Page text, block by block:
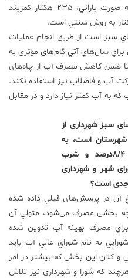
است. آبدهي 25 هكتار فضاي سبز به صورت باراني، 235 هكتار كمربند
سبز است از طریق انجام عمليات
براي سال‌هاي آتي گام‌های مؤثری به
ضمن كاهش مصرف آب از چاه‌های
از 3/1درصد آب شركت آب و فاضلاب نیز استفاده نکند.
به آب كمتر نياز دارد و در مقابل
سبز شهرداری از
است، به
عبارت دیگر مصرف فضای سبزی، 8/4درصد و شرب
شهر و شهرداری
جدی است؟
آن در پرسش‌های قبلي داده شده
5/87درصد در چه بخشی مصرف می‌شود، متولي آن
مصرف بهينه آب تدوين شده
به نام شوراي عالي آب بايد
كلان اين بخش كه بيشتر در امر
که شورا و شهرداری نیز تلاش